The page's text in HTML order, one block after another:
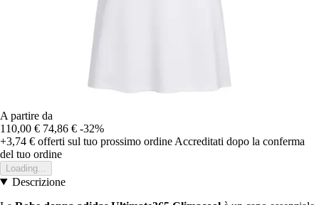
A partire da
110,00 € 74,86 € -32%
+3,74 € offerti sul tuo prossimo ordine Accreditati dopo la conferma
del tuo ordine
Loading...
Descrizione